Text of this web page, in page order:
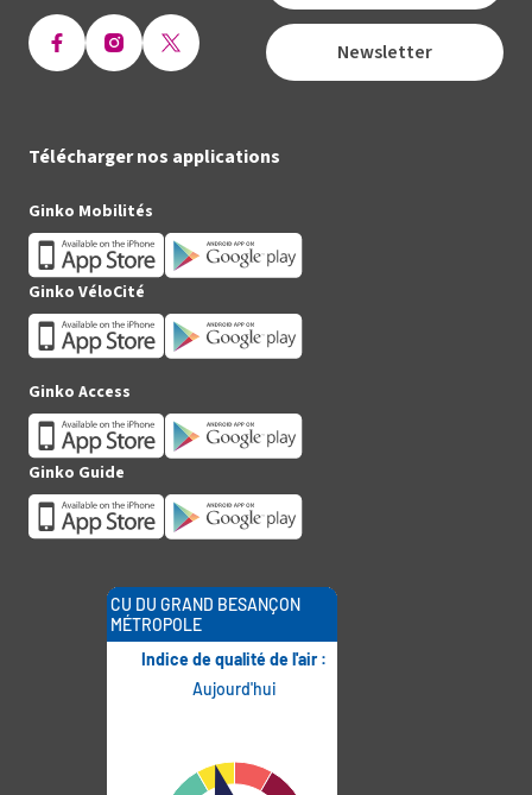
OuvrirOuvrir Ouvrir
(Twitter)
Newsletter
Télécharger nos applications
Ginko Mobilités
Ginko VéloCité
Ginko Access
Ginko Guide